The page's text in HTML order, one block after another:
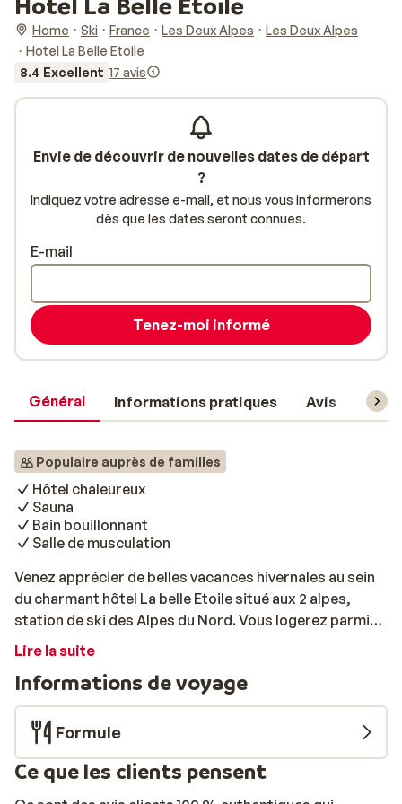
Home Ski France Les Deux Alpes
Les Deux Alpes
Hotel La Belle Etoile
8.4 Excellent 17 avis
Général Informations pratiques Avis
Populaire auprès de familles
Hôtel chaleureux
Sauna
Bain bouillonnant
Salle de musculation
Venez apprécier de belles vacances hivernales au sein
du charmant hôtel La belle Etoile situé aux 2 alpes,
station de ski des Alpes du Nord. Vous logerez parmi
les 29 confortables chambres du complexe qui
déroulement de votre séjour. Elles sont aménagées
d’une salle de bain privative, de toilettes et d’un balcon.
Les équipements comprennent un sèche-cheveux, la
télévision satellite et le téléphone. Vous disposez d’une
connexion wifi pour ceux qui souhaitent rester
Lire la suite
Informations de voyage
Formule
Ce que les clients pensent
Envie de découvrir de nouvelles dates de départ
?
Indiquez votre adresse e-mail, et nous vous informerons
dès que les dates seront connues.
E-mail
Tenez-moi informé